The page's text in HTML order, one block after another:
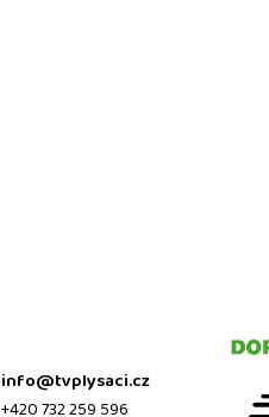
info@tvplysaci.cz
+420 732 259 596